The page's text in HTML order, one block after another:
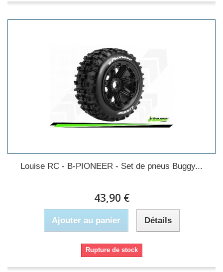
Louise RC - B-PIONEER - Set de pneus Buggy...
43,90 €
Ajouter au panier Détails
Rupture de stock